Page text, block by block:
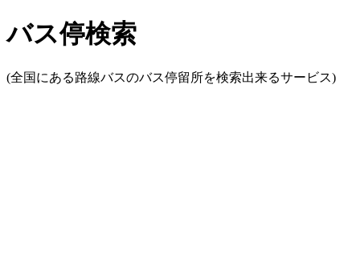
バス停検索
(全国にある路線バスのバス停留所を検索出来るサービス)